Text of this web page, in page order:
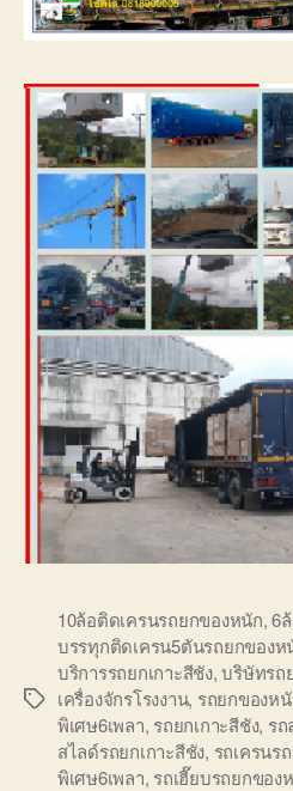
Tags
10ล้อติดเครนรถยกของหนัก,6
บรรทุกติดเครน5ตันรถยกของห
บริการรถยกเกาะสีชัง,บริษัทรถ
เครื่องจักรโรงงาน, รถยกของห
พิเศษ6เพลา, รถยกเกาะสีชัง, รถ
สไลด์รถยกเกาะสีชัง, รถเครนร
พิเศษ6เพลา, รถเฮี๊ยบรถยกของ